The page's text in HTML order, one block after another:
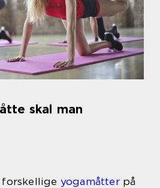
skal man
forskellige yogamåtterpå